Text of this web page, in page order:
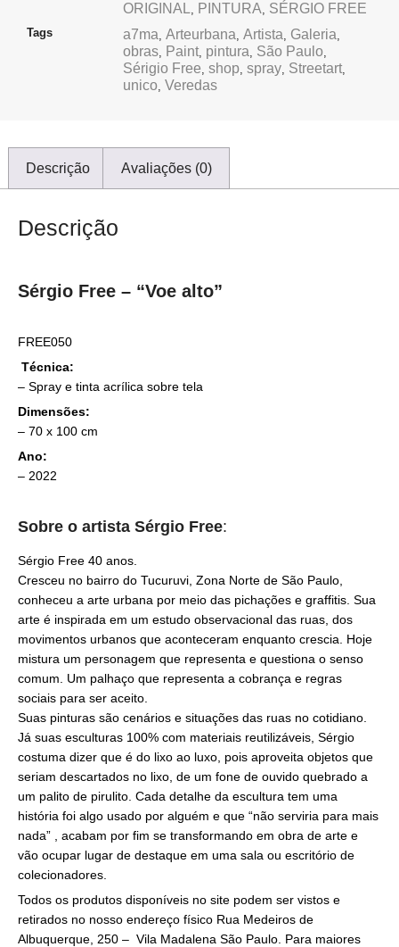
ORIGINAL, PINTURA, SÉRGIO FREE
Tags a7ma, Arteurbana, Artista, Galeria,
obras, Paint, pintura, São Paulo,
Sérigio Free, shop, spray, Streetart,
unico, Veredas
Descrição Avaliações (0)
Descrição
Sérgio Free – “Voe alto”
FREE050
Técnica:
– Spray e tinta acrílica sobre tela
Dimensões:
– 70 x 100 cm
Ano:
– 2022
Sobre o artista Sérgio Free:
Sérgio Free 40 anos.
Cresceu no bairro do Tucuruvi, Zona Norte de São Paulo,
conheceu a arte urbana por meio das pichações e graffitis. Sua
arte é inspirada em um estudo observacional das ruas, dos
movimentos urbanos que aconteceram enquanto crescia. Hoje
mistura um personagem que representa e questiona o senso
comum. Um palhaço que representa a cobrança e regras
sociais para ser aceito.
Suas pinturas são cenários e situações das ruas no cotidiano.
Já suas esculturas 100% com materiais reutilizáveis, Sérgio
costuma dizer que é do lixo ao luxo, pois aproveita objetos que
seriam descartados no lixo, de um fone de ouvido quebrado a
um palito de pirulito. Cada detalhe da escultura tem uma
história foi algo usado por alguém e que “não serviria para mais
nada” , acabam por fim se transformando em obra de arte e
vão ocupar lugar de destaque em uma sala ou escritório de
colecionadores.
Todos os produtos disponíveis no site podem ser vistos e
retirados no nosso endereço físico Rua Medeiros de
Albuquerque, 250 – Vila Madalena São Paulo. Para maiores